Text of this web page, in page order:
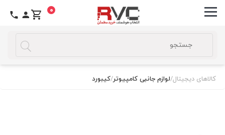
0
کالاهای دیجیتال/لوازم جانبی کامپیوتر/کیبورد